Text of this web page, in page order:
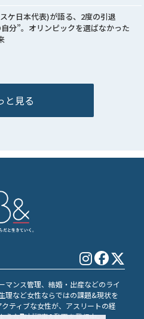
ケ日本代表)が語る、2度の引退
分”。オリンピックを選ばなかった
と見る
マンス管理、結婚・出産などのライ
理など女性ならではの課題&現状を
ティブな女性が、アスリートの経
うな取材記事&動画を発信中。